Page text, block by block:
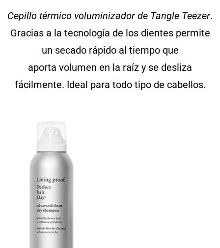
Cepillo térmico voluminizador de Tangle Teezer.
Gracias a la tecnología de los dientes permite
un secado rápido al tiempo que
aporta volumen en la raíz y se desliza
fácilmente. Ideal para todo tipo de cabellos.